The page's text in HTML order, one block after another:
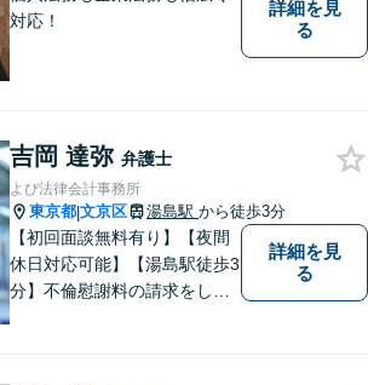
対応！
詳細を見
る
吉岡 達弥 弁護士
よぴ法律会計事務所
東京都|文京区 湯島駅 から徒歩3分
【初回面談無料有り】【夜間
休日対応可能】【湯島駅徒歩3
分】不倫慰謝料の請求をした
詳細を見
る